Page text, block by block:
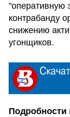
"оперативную
контрабанду
снижению
угонщиков.
Подробности